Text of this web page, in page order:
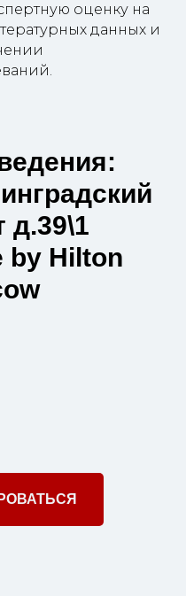
оценку на
данных и
д.39\1
by Hilton